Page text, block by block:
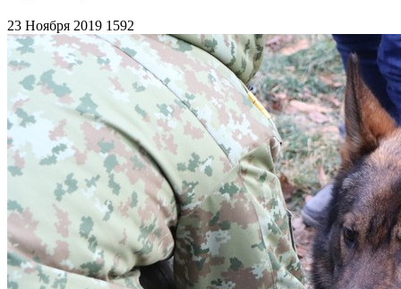
23 Ноября 2019 1592